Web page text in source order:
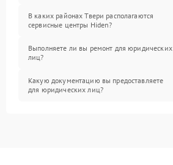
В каких районах Твери располагаются
сервисные центры Hiden?
Выполняете ли вы ремонт для юридических
лиц?
Какую документацию вы предоставляете
для юридических лиц?